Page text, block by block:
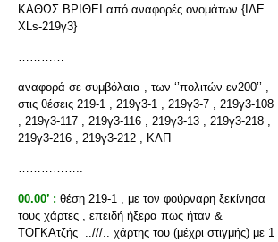
ΚΑΘΩΣ ΒΡΙΘΕΙ από αναφορές ονομάτων {ΙΔΕ
XLs-219γ3}
…………
αναφορά σε συμβόλαια , των ‘’πολιτών εν200’’ ,
στις θέσεις 219-1 , 219γ3-1 , 219γ3-7 , 219γ3-108
, 219γ3-117 , 219γ3-116 , 219γ3-13 , 219γ3-218 ,
219γ3-216 , 219γ3-212 , ΚΛΠ
……………..
00.00’ : θέση 219-1 , με τον φούρναρη ξεκίνησα
τους χάρτες , επειδή ήξερα πως ήταν &
ΤΟΓΚΑτζής ..///.. χάρτης του (μέχρι στιγμής) με 1